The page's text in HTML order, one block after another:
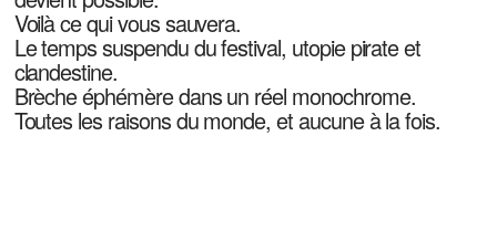
Voilà ce qui vous sauvera.
Le temps suspendu du festival, utopie pirate et
clandestine.
Brèche éphémère dans un réel monochrome.
Toutes les raisons du monde, et aucune à la fois.